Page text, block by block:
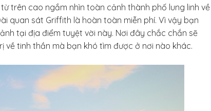
trên cao ngắm nhìn toàn cảnh thành phố lung linh về
quan sát Griffith là hoàn toàn miễn phí. Vì vậy bạn
tại địa điểm tuyệt vời này. Nơi đây chắc chắn sẽ
tinh thần mà bạn khó tìm được ở nơi nào khác.